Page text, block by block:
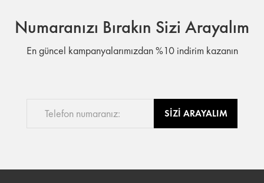
Numaranızı Bırakın Sizi Arayalım
En güncel kampanyalarımızdan %10 indirim kazanın
SİZİ ARAYALIM